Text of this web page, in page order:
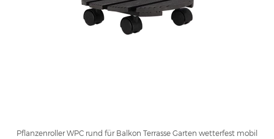
Pflanzenroller WPC rund für Balkon Terrasse Garten wetterfest mobil